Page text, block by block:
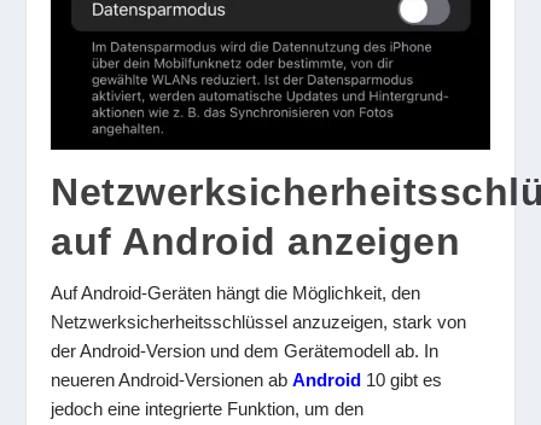
auf Android anzeigen
Auf Android-Geräten hängt die Möglichkeit, den
Netzwerksicherheitsschlüssel anzuzeigen, stark von
der Android-Version und dem Gerätemodell ab. In
neueren Android-Versionen abAndroid 10 gibt es
jedoch eine integrierte Funktion, um den